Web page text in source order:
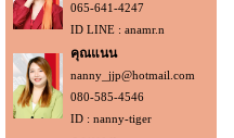
065-641-4247
ID LINE : anamr.n
คุณแนน
nanny_jjp@hotmail.com
080-585-4546
ID : nanny-tiger